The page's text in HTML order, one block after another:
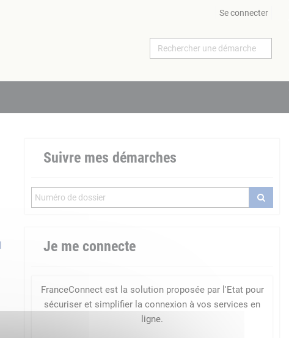
Se connecter
Suivre mes démarches
Je me connecte
FranceConnect est la solution proposée par l'Etat pour
sécuriser et simplifier la connexion à vos services en
ligne.